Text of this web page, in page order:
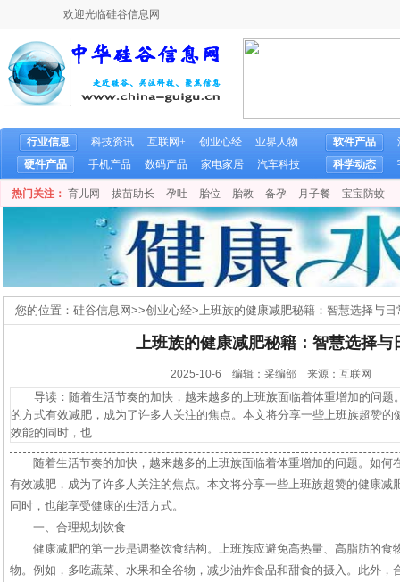
欢迎光临硅谷信息网
行业信息 科技资讯 互联网+ 创业心经
业界人物
硬件产品
手机产品 数码产品 家电家居 汽车科技
软件产品
科学动态
热门关注： 育儿网 拔苗助长 孕吐 胎位 胎教 备孕 月子餐 宝宝防蚊
您的位置： 硅谷信息网>>创业心经>上班族的健康减肥秘籍：智慧选择与日
上班族的健康减肥秘籍：智慧选择与
2025-10-6 编辑：采编部 来源：互联网
导读：随着生活节奏的加快，越来越多的上班族面临着体重增加的问题
的方式有效减肥，成为了许多人关注的焦点。本文将分享一些上班族超赞
效能的同时，也...
随着生活节奏的加快，越来越多的上班族面临着体重增加的问题。如何
有效减肥，成为了许多人关注的焦点。本文将分享一些上班族超赞的健康减
同时，也能享受健康的生活方式。
一、合理规划饮食
健康减肥的第一步是调整饮食结构。上班族应避免高热量、高脂肪的食
物。例如，多吃蔬菜、水果和全谷物，减少油炸食品和甜食的摄入。此外，